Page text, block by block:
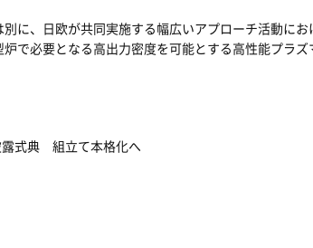
に、日欧が共同実施する幅広いアプローチ活動に
で必要となる高出力密度を可能とする高性能プラ